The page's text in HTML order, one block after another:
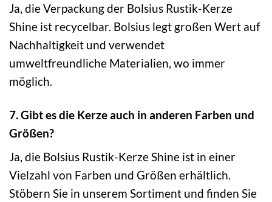
Ja, die Verpackung der Bolsius Rustik-Kerze
Shine ist recycelbar. Bolsius legt großen Wert auf
Nachhaltigkeit und verwendet
umweltfreundliche Materialien, wo immer
möglich.
7. Gibt es die Kerze auch in anderen Farben und
Größen?
Ja, die Bolsius Rustik-Kerze Shine ist in einer
Vielzahl von Farben und Größen erhältlich.
Stöbern Sie in unserem Sortiment und finden Sie